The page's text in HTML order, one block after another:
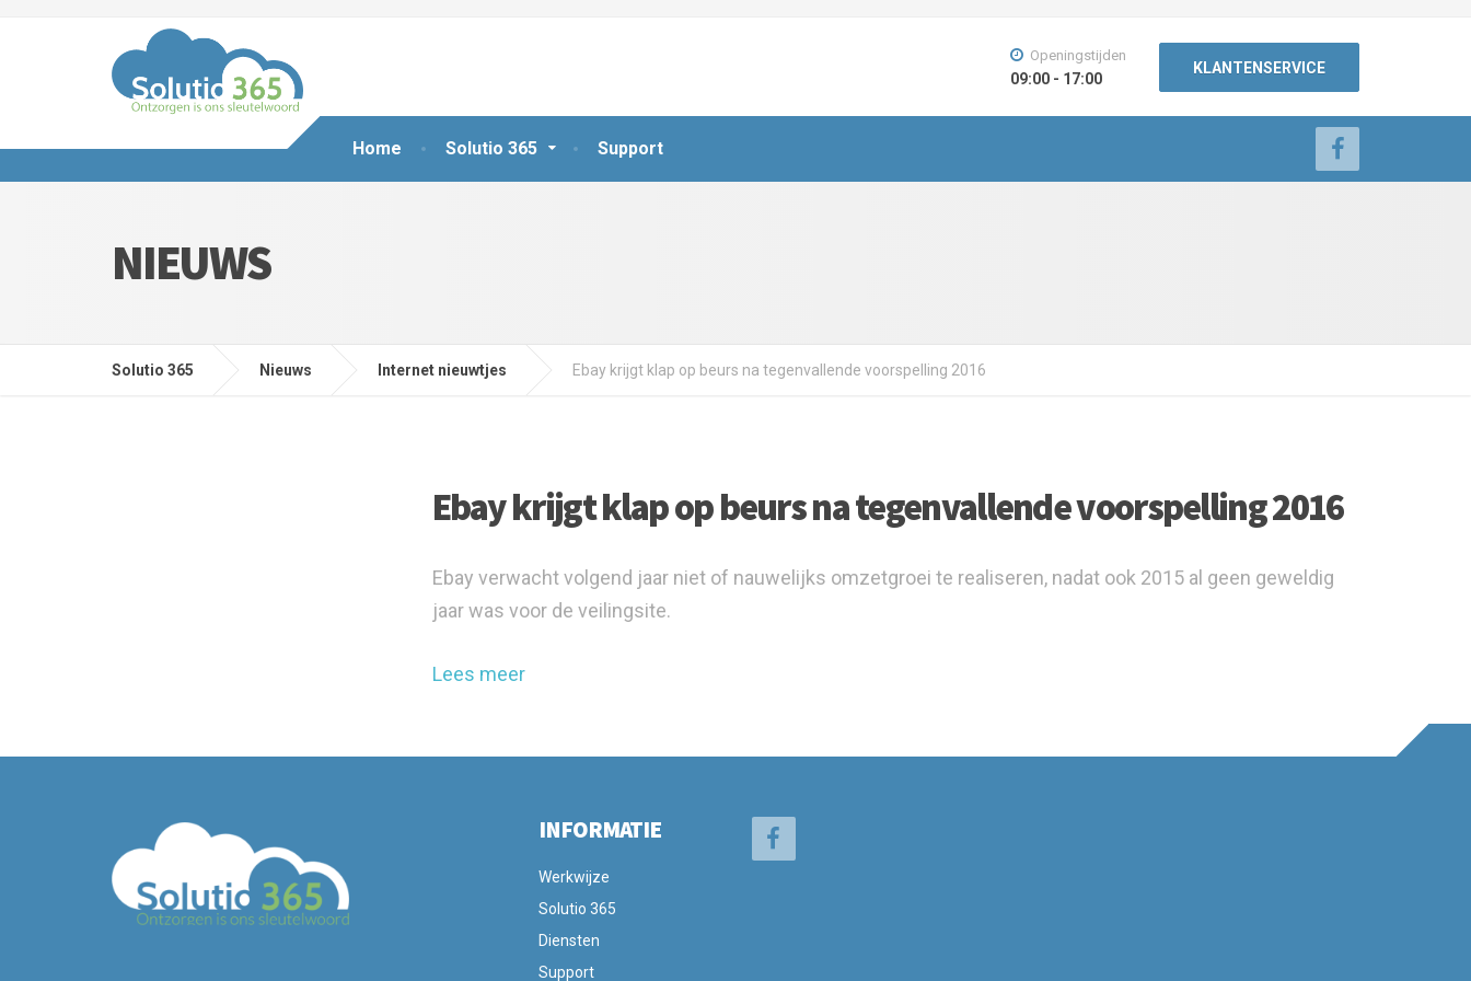
Home Solutio 365 Support
Openingstijden
09:00 - 17:00
KLANTENSERVICE
NIEUWS
Solutio 365 Nieuws Internet nieuwtjes Ebay krijgt klap op beurs na tegenvallende voorspelling 2016
Ebay krijgt klap op beurs na tegenvallende voorspelling 2016
Ebay verwacht volgend jaar niet of nauwelijks omzetgroei te realiseren, nadat ook 2015 al geen geweldig
jaar was voor de veilingsite.
Lees meer
INFORMATIE
Werkwijze
Solutio 365
Diensten
Support